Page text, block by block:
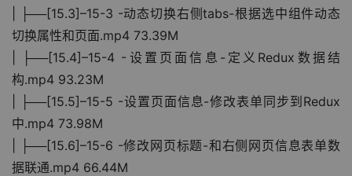
| ├──[15.3]–15-3 -动态切换右侧tabs-根据选中组件动态
切换属性和页面.mp4 73.39M
| ├──[15.4]–15-4 -设置页面信息-定义Redux数据结
构.mp4 93.23M
| ├──[15.5]–15-5 -设置页面信息-修改表单同步到Redux
中.mp4 73.98M
| ├──[15.6]–15-6 -修改网页标题-和右侧网页信息表单数
据联通.mp4 66.44M